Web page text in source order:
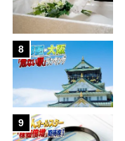
8
9